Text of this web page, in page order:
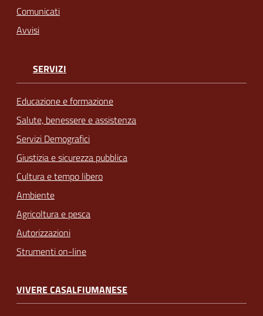
Comunicati
Avvisi
SERVIZI
Educazione e formazione
Salute, benessere e assistenza
Servizi Demografici
Giustizia e sicurezza pubblica
Cultura e tempo libero
Ambiente
Agricoltura e pesca
Autorizzazioni
Strumenti on-line
VIVERE CASALFIUMANESE